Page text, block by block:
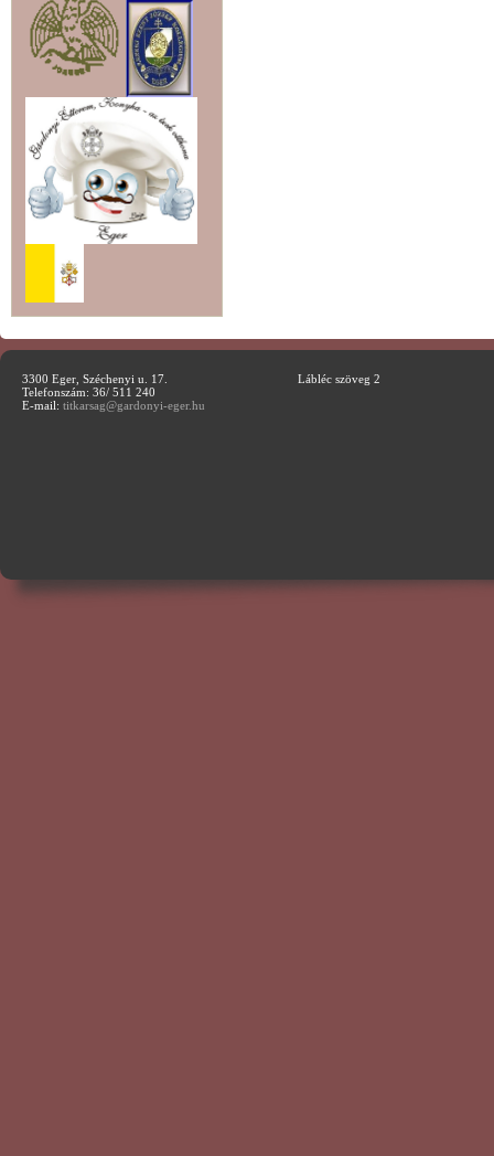
3300 Eger, Széchenyi u. 17.
Telefonszám: 36/ 511 240
E-mail: titkarsag@gardonyi-eger.hu
Lábléc szöveg 2